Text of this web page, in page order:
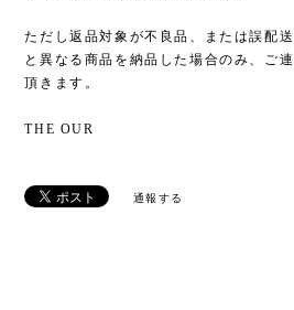
ただし返品対象が不良品、または誤配
と異なる商品を納品した場合のみ、ご
頂きます。
THE OUR
通報する